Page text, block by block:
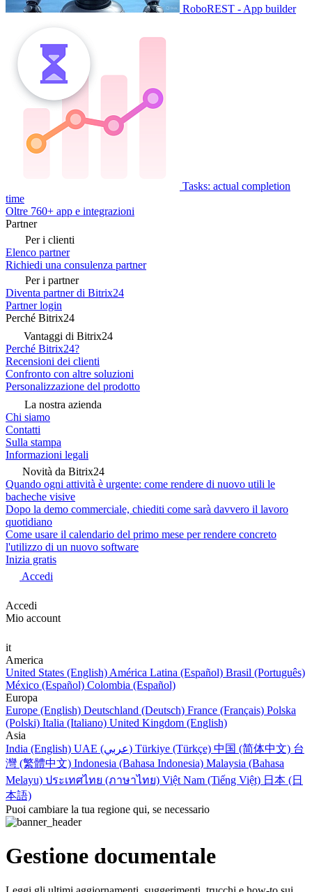
RoboREST - App builder
Tasks: actual completion
time
Oltre 760+ app e integrazioni
Partner
Per i clienti
Elenco partner
Richiedi una consulenza partner
Per i partner
Diventa partner di Bitrix24
Partner login
Perché Bitrix24
Vantaggi di Bitrix24
Perché Bitrix24?
Recensioni dei clienti
Confronto con altre soluzioni
Personalizzazione del prodotto
La nostra azienda
Chi siamo
Contatti
Sulla stampa
Informazioni legali
Novità da Bitrix24
Quando ogni attività è urgente: come rendere di nuovo utili le
bacheche visive
Dopo la demo commerciale, chiediti come sarà davvero il lavoro
quotidiano
Come usare il calendario del primo mese per rendere concreto
l'utilizzo di un nuovo software
Inizia gratis
Accedi
Accedi
Mio account
it
America
United States (English) América Latina (Español) Brasil (Português)
México (Español) Colombia (Español)
Europa
Europe (English) Deutschland (Deutsch) France (Français) Polska
(Polski) Italia (Italiano) United Kingdom (English)
Asia
India (English)
UAE (عربي) Türkiye (Türkçe) 中国 (简体中文) 台
灣 (繁體中文) Indonesia (Bahasa Indonesia) Malaysia (Bahasa
Melayu) ประเทศไทย (ภาษาไทย) Việt Nam (Tiếng Việt) 日本 (日
本語)
Puoi cambiare la tua regione qui, se necessario
Gestione documentale